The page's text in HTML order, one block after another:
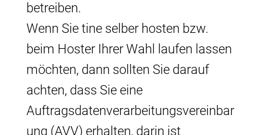
betreiben.
Wenn Sie tine selber hosten bzw.
beim Hoster Ihrer Wahl laufen lassen
möchten, dann sollten Sie darauf
achten, dass Sie eine
Auftragsdatenverarbeitungsvereinbar
ung (AVV) erhalten, darin ist